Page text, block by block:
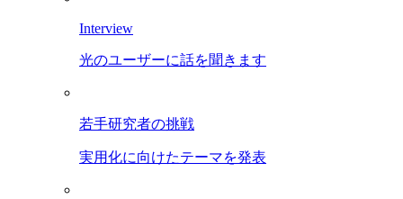
Interview
光のユーザーに話を聞きます
若手研究者の挑戦
実用化に向けたテーマを発表